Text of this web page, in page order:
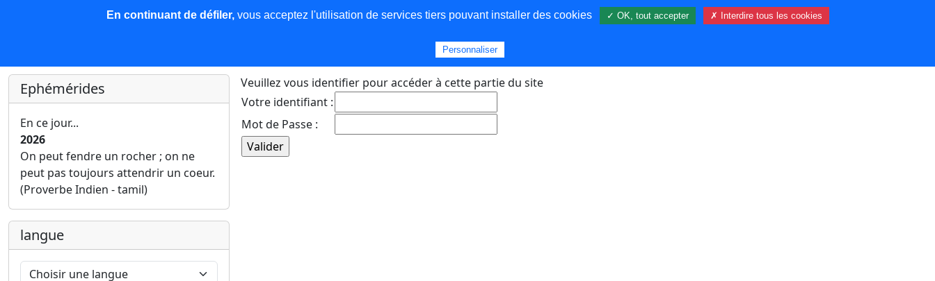
Les nouvelles Base de données Plus
Ephémérides
En ce jour...
2026
On peut fendre un rocher ; on ne
peut pas toujours attendrir un coeur.
(Proverbe Indien - tamil)
langue
Veuillez vous identifier pour accéder à cette partie du site
Votre identifiant :
Mot de Passe :
En continuant de défiler,vous acceptez l'utilisation de services tiers pouvant installer des cookies ✓ OK, tout accepter ✗ Interdire tous les cookies
Personnaliser